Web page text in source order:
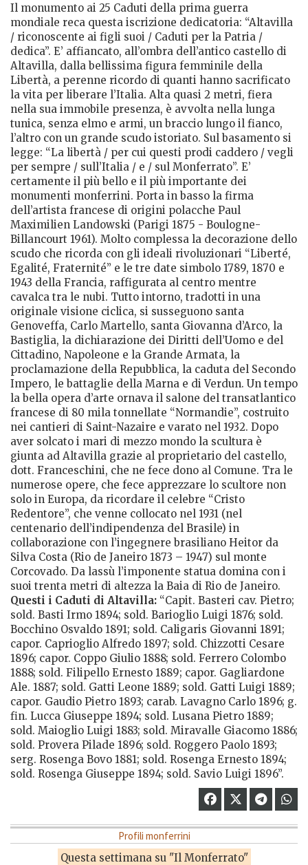
Il monumento ai 25 Caduti della prima guerra
mondiale reca questa iscrizione dedicatoria: “Altavilla
/ riconoscente ai figli suoi / Caduti per la Patria /
dedica”. E’ affiancato, all’ombra dell’antico castello di
Altavilla, dalla bellissima figura femminile della
Libertà, a perenne ricordo di quanti hanno sacrificato
la vita per liberare l’Italia. Alta quasi 2 metri, fiera
nella sua immobile presenza, è avvolta nella lunga
tunica, senza elmo e armi, un braccio lungo il fianco,
l’altro con un grande scudo istoriato. Sul basamento si
legge: “La libertà / per cui questi prodi caddero / vegli
per sempre / sull’Italia / e / sul Monferrato”. E’
certamente il più bello e il più importante dei
monumenti monferrini. Porta in basso la firma
dell’artista francese di origini polacche Paul
Maximilien Landowski (Parigi 1875 - Boulogne-
Billancourt 1961). Molto complessa la decorazione dello
scudo che ricorda con gli ideali rivoluzionari “Liberté,
Egalité, Fraternité” e le tre date simbolo 1789, 1870 e
1943 della Francia, raffigurata al centro mentre
cavalca tra le nubi. Tutto intorno, tradotti in una
originale visione ciclica, si susseguono santa
Genoveffa, Carlo Martello, santa Giovanna d’Arco, la
Bastiglia, la dichiarazione dei Diritti dell’Uomo e del
Cittadino, Napoleone e la Grande Armata, la
proclamazione della Repubblica, la caduta del Secondo
Impero, le battaglie della Marna e di Verdun. Un tempo
la bella opera d’arte ornava il salone del transatlantico
francese di 80 mila tonnellate “Normandie”, costruito
nei cantieri di Saint-Nazaire e varato nel 1932. Dopo
aver solcato i mari di mezzo mondo la scultura è
giunta ad Altavilla grazie al proprietario del castello,
dott. Franceschini, che ne fece dono al Comune. Tra le
numerose opere, che fece apprezzare lo scultore non
solo in Europa, da ricordare il celebre “Cristo
Redentore”, che venne collocato nel 1931 (nel
centenario dell’indipendenza del Brasile) in
collaborazione con l’ingegnere brasiliano Heitor da
Silva Costa (Rio de Janeiro 1873 – 1947) sul monte
Corcovado. Da lassù l’imponente statua domina con i
suoi trenta metri di altezza la Baia di Rio de Janeiro.
Questi i Caduti di Altavilla: “Capit. Basteri cav. Pietro;
sold. Basti Irmo 1894; sold. Barioglio Luigi 1876; sold.
Bocchino Osvaldo 1891; sold. Caligaris Giovanni 1891;
capor. Caprioglio Alfredo 1897; sold. Chizzotti Cesare
1896; capor. Coppo Giulio 1888; sold. Ferrero Colombo
1888; sold. Filipello Ernesto 1889; capor. Gagliardone
Ale. 1887; sold. Gatti Leone 1889; sold. Gatti Luigi 1889;
capor. Gaudio Pietro 1893; carab. Lavagno Carlo 1896; g.
fin. Lucca Giuseppe 1894; sold. Lusana Pietro 1889;
sold. Maioglio Luigi 1883; sold. Miravalle Giacomo 1886;
sold. Provera Pilade 1896; sold. Roggero Paolo 1893;
serg. Rosenga Bovo 1881; sold. Rosenga Ernesto 1894;
sold. Rosenga Giuseppe 1894; sold. Savio Luigi 1896”.
Profili monferrini
Questa settimana su "Il Monferrato"